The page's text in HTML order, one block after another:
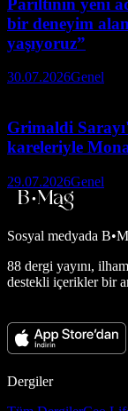
bir deneyim
yaşıyoruz”
30.07.2026Genel
Grimaldi
kareleriyle
29.07.2026Genel
Sosyal medyada
88 dergi yayını,
destekli içerikler bir
Dergiler